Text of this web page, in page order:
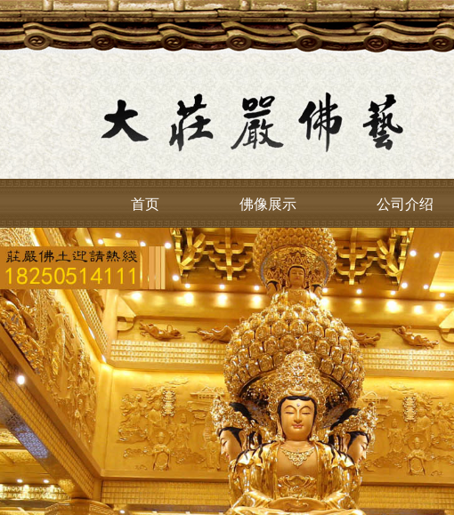
首页 佛像展示 公司介绍